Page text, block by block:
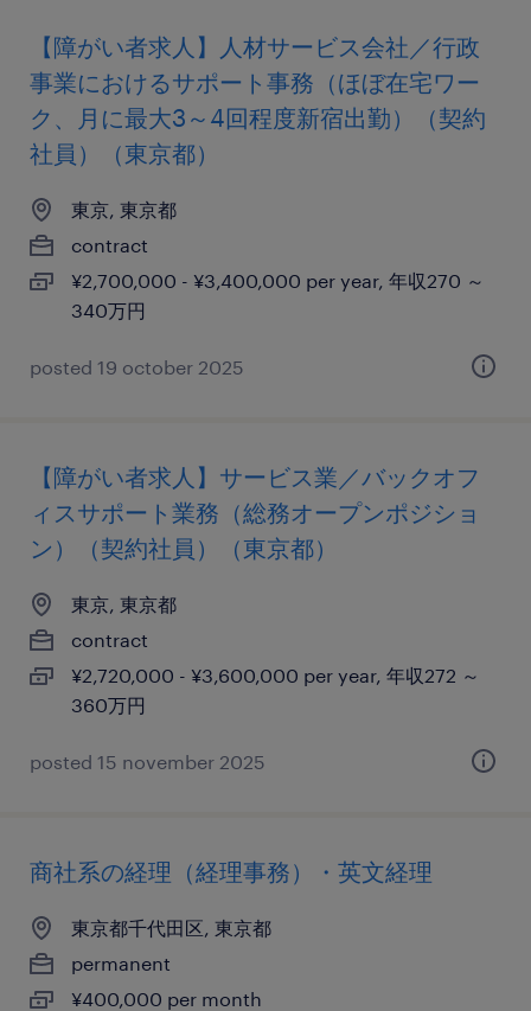
【障がい者求人】人材サービス会社／行政
事業におけるサポート事務（ほぼ在宅ワー
ク、月に最大3～4回程度新宿出勤）（契約
社員）（東京都）
東京, 東京都
contract
¥2,700,000 - ¥3,400,000 per year, 年収270 ～
340万円
posted 19 october 2025
【障がい者求人】サービス業／バックオフ
ィスサポート業務（総務オープンポジショ
ン）（契約社員）（東京都）
東京, 東京都
contract
¥2,720,000 - ¥3,600,000 per year, 年収272 ～
360万円
posted 15 november 2025
商社系の経理（経理事務）・英文経理
東京都千代田区, 東京都
permanent
¥400,000 per month